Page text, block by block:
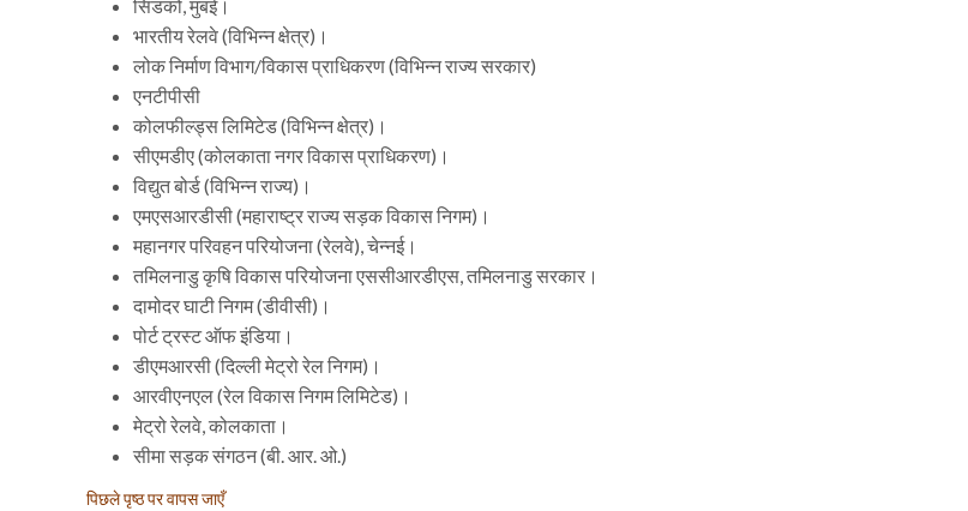
सिडको, मुंबई।
भारतीय रेलवे (विभिन्न क्षेत्र)।
लोक निर्माण विभाग/विकास प्राधिकरण (विभिन्न राज्य सरकार)
एनटीपीसी
कोलफील्ड्स लिमिटेड (विभिन्न क्षेत्र)।
सीएमडीए (कोलकाता नगर विकास प्राधिकरण)।
विद्युत बोर्ड (विभिन्न राज्य)।
एमएसआरडीसी (महाराष्ट्र राज्य सड़क विकास निगम)।
महानगर परिवहन परियोजना (रेलवे), चेन्नई।
तमिलनाडु कृषि विकास परियोजना एससीआरडीएस, तमिलनाडु सरकार।
दामोदर घाटी निगम (डीवीसी)।
पोर्ट ट्रस्ट ऑफ इंडिया।
डीएमआरसी (दिल्ली मेट्रो रेल निगम)।
आरवीएनएल (रेल विकास निगम लिमिटेड)।
मेट्रो रेलवे, कोलकाता।
सीमा सड़क संगठन (बी. आर. ओ.)
पिछले पृष्ठ पर वापस जाएँ